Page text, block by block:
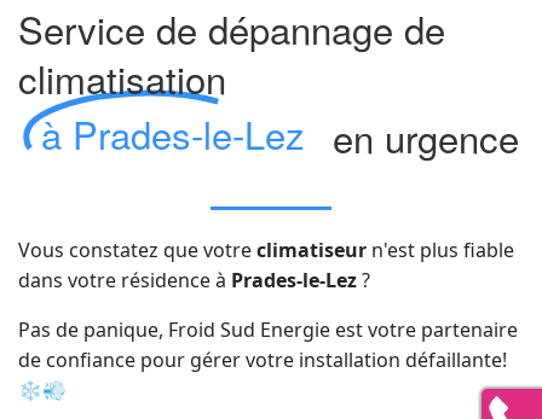
Service de dépannage de
climatisation
à Prades-le-Lez en urgence
Vous constatez que votreclimatiseur n'est plus fiable
dans votre résidence à Prades-le-Lez?
Pas de panique, Froid Sud Energie est votre partenaire
de confiance pour gérer votre installation défaillante!
❄️💨